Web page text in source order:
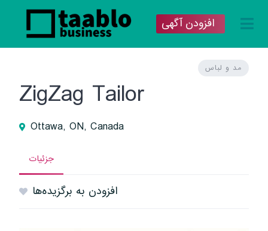
افزودن آگهی
مد و لباس
ZigZag Tailor
Ottawa, ON, Canada
جزئیات
افزودن به برگزیده‌ها